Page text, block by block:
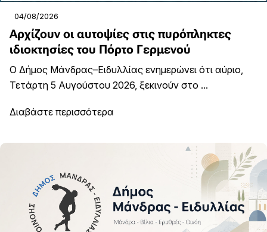
04/08/2026
Αρχίζουν οι αυτοψίες στις πυρόπληκτες
ιδιοκτησίες του Πόρτο Γερμενού
Ο Δήμος Μάνδρας–Ειδυλλίας ενημερώνει ότι αύριο,
Τετάρτη 5 Αυγούστου 2026, ξεκινούν στο ...
Διαβάστε περισσότερα